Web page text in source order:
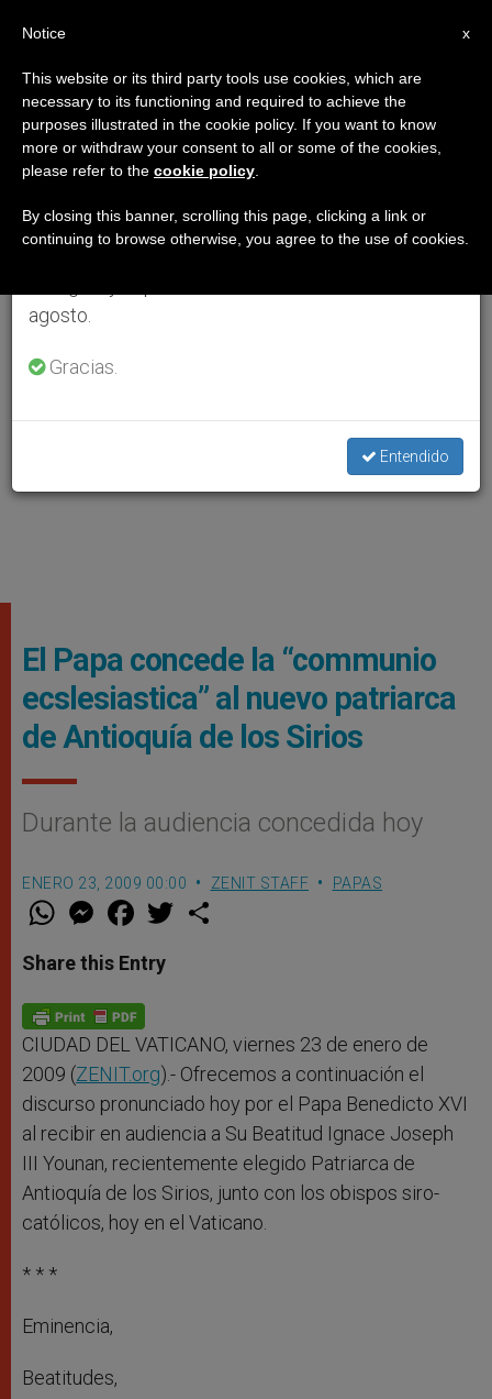
El Papa concede la “communio
ecslesiastica” al nuevo patriarca
de Antioquía de los Sirios
Durante la audiencia concedida hoy
ENERO 23, 2009 00:00 ZENIT STAFF PAPAS
W
t
s
p
p
M
e
s
e
g
e
r
F
a
e
b
o
k
w
Share this Entry
CIUDAD DEL VATICANO, viernes 23 de enero de
2009 (ZENIT.org).- Ofrecemos a continuación el
discurso pronunciado hoy por el Papa Benedicto XVI
al recibir en audiencia a Su Beatitud Ignace Joseph
III Younan, recientemente elegido Patriarca de
Antioquía de los Sirios, junto con los obispos siro-
católicos, hoy en el Vaticano.
* * *
Eminencia,
Beatitudes,
×
Aviso importante
Del 27 de julio al 7 de agosto haremos la pausa
anual, aprovechando que en el periodo de verano
se generan menos informaciones y también el
agosto.
Gracias.
Entendido
x
Notice
This website or its third party tools use cookies, which are
necessary to its functioning and required to achieve the
purposes illustrated in the cookie policy. If you want to know
more or withdraw your consent to all or some of the cookies,
please refer to the cookie policy
By closing this banner, scrolling this page, clicking a link or
continuing to browse otherwise, you agree to the use of cookies.